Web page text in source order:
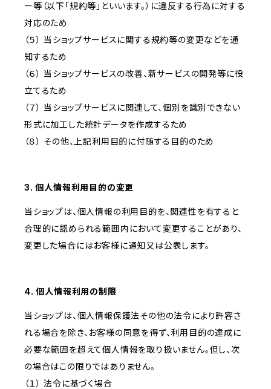
ー等（以下「規約等」といいます。）に違反する行為に対する
対応のため
（５） 当ショップサービスに関する規約等の変更などを通
知するため
（６） 当ショップサービスの改善、新サービスの開発等に役
立てるため
（７） 当ショップサービスに関連して、個別を識別できない
形式に加工した統計データを作成するため
（８） その他、上記利用目的に付随する目的のため
3. 個人情報利用目的の変更
当ショップは、個人情報の利用目的を、関連性を有すると
合理的に認められる範囲内において変更することがあり、
変更した場合にはお客様に通知又は公表します。
4. 個人情報利用の制限
当ショップは、個人情報保護法その他の法令により許容さ
れる場合を除き、お客様の同意を得ず、利用目的の達成に
必要な範囲を超えて個人情報を取り扱いません。但し、次
の場合はこの限りではありません。
（１） 法令に基づく場合